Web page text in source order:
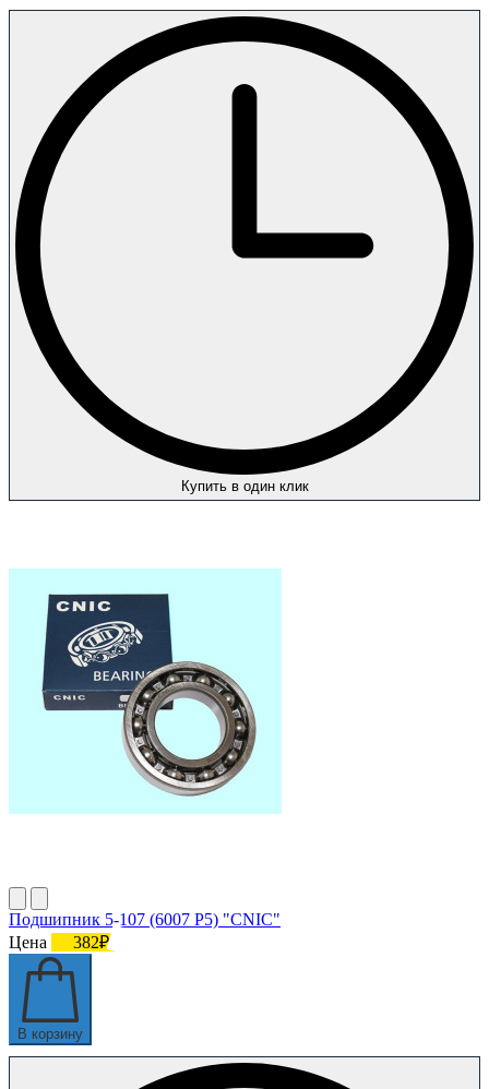
Купить в один клик
Подшипник 5-107 (6007 P5) "CNIC"
Цена
382₽
В корзину